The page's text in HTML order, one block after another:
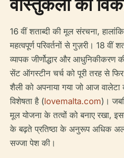
16 वीं शताब्दी की मूल संरचना,
महत्वपूर्ण परिवर्तनों से गुज़री। 18 वीं
व्यापक जीर्णोद्धार और
सेंट ऑगस्टीन चर्च को पूरी तरह से
शैली को अपनाया गया जो आज
विशेषता है (lovemalta.com)।
मूल योजना के तत्वों को बनाए रखा,
के बढ़ते प्रतिष्ठा के अनुरूप अधिक
सज्जा पेश की।